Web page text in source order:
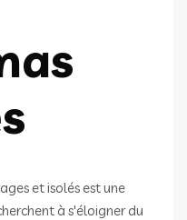
et isolés est une
à s'éloigner du